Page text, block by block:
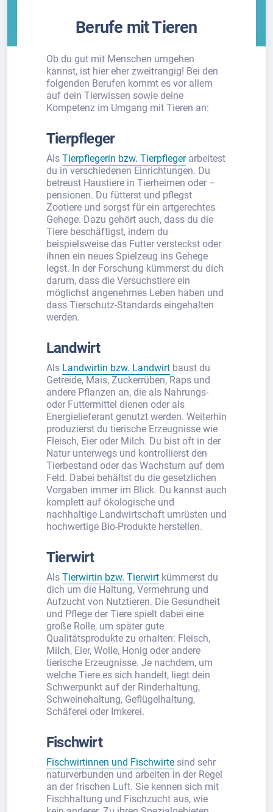
Berufe mit Tieren
Ob du gut mit Menschen umgehen
kannst, ist hier eher zweitrangig! Bei den
folgenden Berufen kommt es vor allem
auf dein Tierwissen sowie deine
Kompetenz im Umgang mit Tieren an:
Tierpfleger
Als Tierpflegerin bzw. Tierpflegerarbeitest
du in verschiedenen Einrichtungen. Du
betreust Haustiere in Tierheimen oder –
pensionen. Du fütterst und pflegst
Zootiere und sorgst für ein artgerechtes
Gehege. Dazu gehört auch, dass du die
Tiere beschäftigst, indem du
beispielsweise das Futter versteckst oder
ihnen ein neues Spielzeug ins Gehege
legst. In der Forschung kümmerst du dich
darum, dass die Versuchstiere ein
möglichst angenehmes Leben haben und
dass Tierschutz-Standards eingehalten
werden.
Landwirt
Als Landwirtin bzw. Landwirt baust du
Getreide, Mais, Zuckerrüben, Raps und
andere Pflanzen an, die als Nahrungs-
oder Futtermittel dienen oder als
Energielieferant genutzt werden. Weiterhin
produzierst du tierische Erzeugnisse wie
Fleisch, Eier oder Milch. Du bist oft in der
Natur unterwegs und kontrollierst den
Tierbestand oder das Wachstum auf dem
Feld. Dabei behältst du die gesetzlichen
Vorgaben immer im Blick. Du kannst auch
komplett auf ökologische und
nachhaltige Landwirtschaft umrüsten und
hochwertige Bio-Produkte herstellen.
Tierwirt
Als Tierwirtin bzw. Tierwirt kümmerst du
dich um die Haltung, Vermehrung und
Aufzucht von Nutztieren. Die Gesundheit
und Pflege der Tiere spielt dabei eine
große Rolle, um später gute
Qualitätsprodukte zu erhalten: Fleisch,
Milch, Eier, Wolle, Honig oder andere
tierische Erzeugnisse. Je nachdem, um
welche Tiere es sich handelt, liegt dein
Schwerpunkt auf der Rinderhaltung,
Schweinehaltung, Geflügelhaltung,
Schäferei oder Imkerei.
Fischwirt
Fischwirtinnen und Fischwirte sind sehr
naturverbunden und arbeiten in der Regel
an der frischen Luft. Sie kennen sich mit
Fischhaltung und Fischzucht aus, wie